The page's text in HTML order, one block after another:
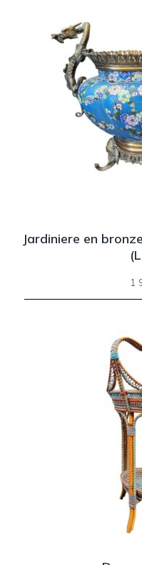
Jardiniere en
1